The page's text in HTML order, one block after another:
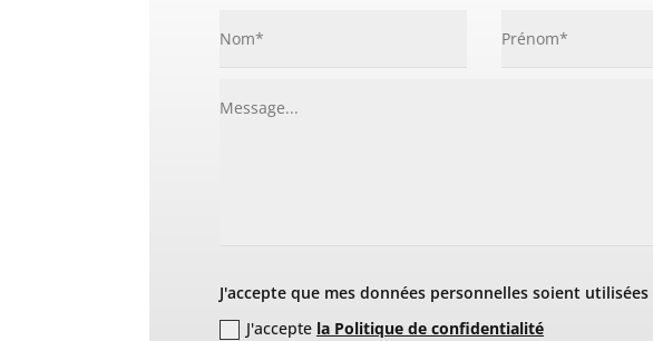
J'accepte que mes données personnelles soient
J'accepte la Politique de confidentialité